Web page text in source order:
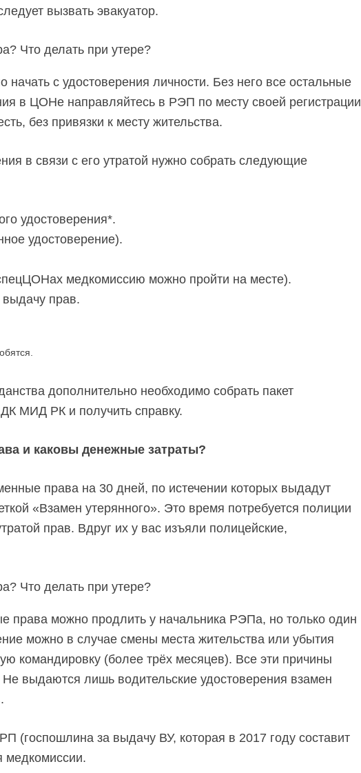
вызвать эвакуатор.
начать с удостоверения личности. Без него все остальные
в ЦОНе направляйтесь в РЭП по месту своей регистрации
без привязки к месту жительства.
в связи с его утратой нужно собрать следующие
удостоверения*.
удостоверение).
медкомиссию можно пройти на месте).
прав.
дополнительно необходимо собрать пакет
МИД РК и получить справку.
и каковы денежные затраты?
права на 30 дней, по истечении которых выдадут
«Взамен утерянного». Это время потребуется полиции
прав. Вдруг их у вас изъяли полицейские,
права можно продлить у начальника РЭПа, но только один
можно в случае смены места жительства или убытия
командировку (более трёх месяцев). Все эти причины
выдаются лишь водительские удостоверения взамен
(госпошлина за выдачу ВУ, которая в 2017 году составит
медкомиссии.